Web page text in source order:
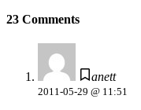
23 Comments
anett
2011-05-29 @ 11:51